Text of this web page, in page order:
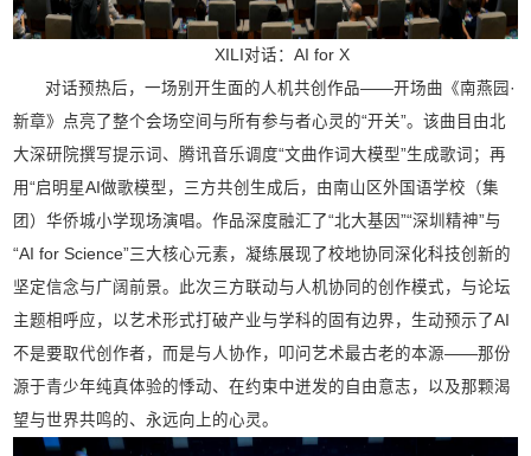
XILI对话：AI for X
对话预热后，一场别开生面的人机共创作品——开场曲《南燕园·
新章》点亮了整个会场空间与所有参与者心灵的“开关”。该曲目由北
大深研院撰写提示词、腾讯音乐调度“文曲作词大模型”生成歌词；再
用“启明星AI做歌模型，三方共创生成后，由南山区外国语学校（集
团）华侨城小学现场演唱。作品深度融汇了“北大基因”“深圳精神”与
“AI for Science”三大核心元素，凝练展现了校地协同深化科技创新的
坚定信念与广阔前景。此次三方联动与人机协同的创作模式，与论坛
主题相呼应，以艺术形式打破产业与学科的固有边界，生动预示了AI
不是要取代创作者，而是与人协作，叩问艺术最古老的本源——那份
源于青少年纯真体验的悸动、在约束中迸发的自由意志，以及那颗渴
望与世界共鸣的、永远向上的心灵。